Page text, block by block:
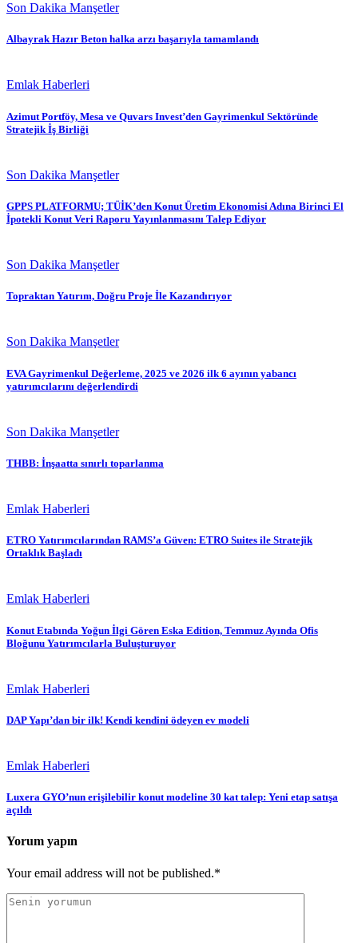
Son Dakika Manşetler
Albayrak Hazır Beton halka arzı başarıyla tamamlandı
Emlak Haberleri
Azimut Portföy, Mesa ve Quvars Invest’den Gayrimenkul Sektöründe
Stratejik İş Birliği
Son Dakika Manşetler
GPPS PLATFORMU; TÜİK’den Konut Üretim Ekonomisi Adına Birinci El
İpotekli Konut Veri Raporu Yayınlanmasını Talep Ediyor
Son Dakika Manşetler
Topraktan Yatırım, Doğru Proje İle Kazandırıyor
Son Dakika Manşetler
EVA Gayrimenkul Değerleme, 2025 ve 2026 ilk 6 ayının yabancı
yatırımcılarını değerlendirdi
Son Dakika Manşetler
THBB: İnşaatta sınırlı toparlanma
Emlak Haberleri
ETRO Yatırımcılarından RAMS’a Güven: ETRO Suites ile Stratejik
Ortaklık Başladı
Emlak Haberleri
Konut Etabında Yoğun İlgi Gören Eska Edition, Temmuz Ayında Ofis
Bloğunu Yatırımcılarla Buluşturuyor
Emlak Haberleri
DAP Yapı’dan bir ilk! Kendi kendini ödeyen ev modeli
Emlak Haberleri
Luxera GYO’nun erişilebilir konut modeline 30 kat talep: Yeni etap satışa
açıldı
Yorum yapın
Your email address will not be published.*